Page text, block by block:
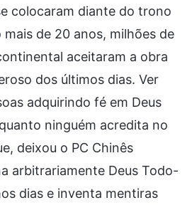
colocaram diante do trono
mais de 20 anos, milhões de
aceitaram a obra
dos últimos dias. Ver
adquirindo fé em Deus
ninguém acredita no
deixou o PC Chinês
arbitrariamente Deus Todo-
dias e inventa mentiras